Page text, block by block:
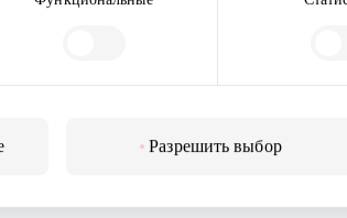
Разрешить выбор